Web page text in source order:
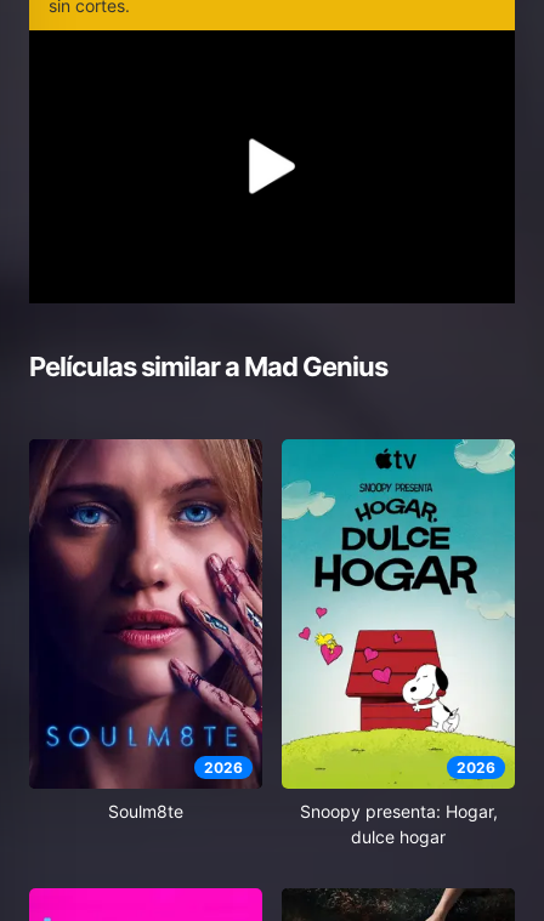
sin cortes.
Películas similar aMad Genius
2026
Soulm8te
2026
Snoopy presenta: Hogar,
dulce hogar